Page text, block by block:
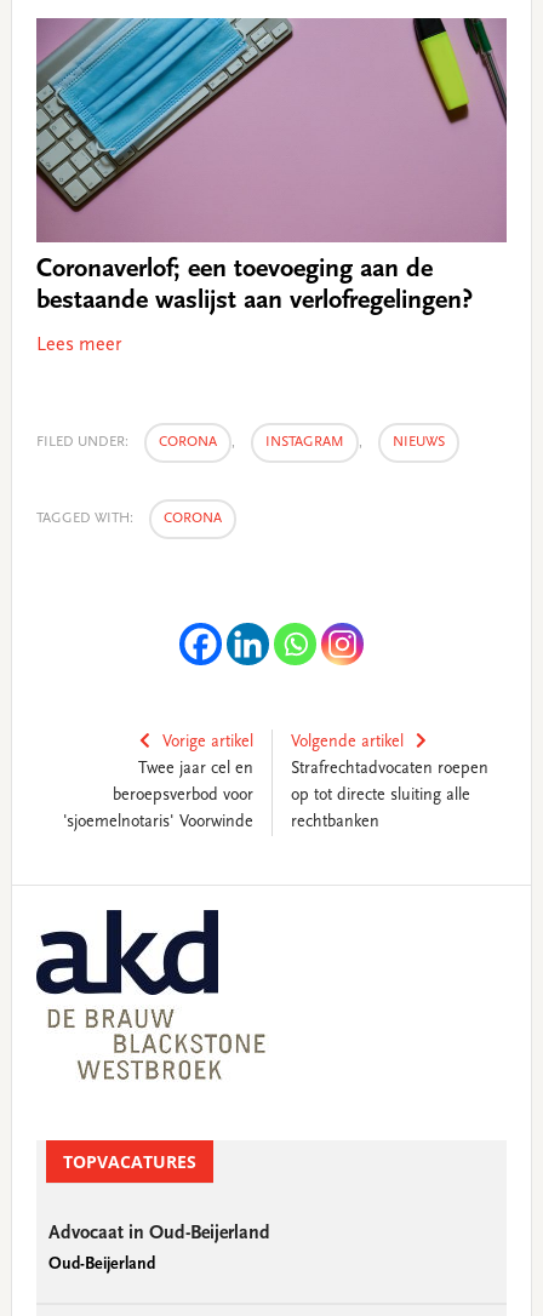
Coronaverlof; een toevoeging aan de
bestaande waslijst aan verlofregelingen?
Lees meer
FILED UNDER: CORONA , INSTAGRAM , NIEUWS
TAGGED WITH: CORONA
Vorige artikel
Twee jaar cel en
beroepsverbod voor
'sjoemelnotaris' Voorwinde
Volgende artikel
Strafrechtadvocaten roepen
op tot directe sluiting alle
rechtbanken
Sidebar
TOPVACATURES
Advocaat in Oud-Beijerland
Oud-Beijerland